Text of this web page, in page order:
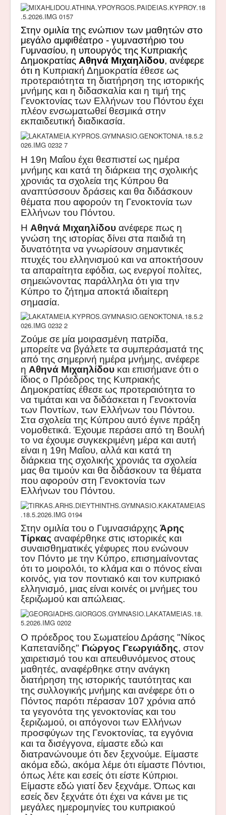
Στην ομιλία της ενώπιον των μαθητών στο
μεγάλο αμφιθέατρο - γυμναστήριο του
Γυμνασίου, η υπουργός της Κυπριακής
Δημοκρατίας Αθηνά Μιχαηλίδου, ανέφερε
ότι η Κυπριακή Δημοκρατία έθεσε ως
προτεραιότητα τη διατήρηση της ιστορικής
μνήμης και η διδασκαλία και η τιμή της
Γενοκτονίας των Ελλήνων του Πόντου έχει
πλέον ενσωματωθεί θεσμικά στην
εκπαιδευτική διαδικασία.
Η 19η Μαΐου έχει θεσπιστεί ως ημέρα
μνήμης και κατά τη διάρκεια της σχολικής
χρονιάς τα σχολεία της Κύπρου θα
αναπτύσσουν δράσεις και θα διδάσκουν
θέματα που αφορούν τη Γενοκτονία των
Ελλήνων του Πόντου.
Η Αθηνά Μιχαηλίδου ανέφερε πως η
γνώση της ιστορίας δίνει στα παιδιά τη
δυνατότητα να γνωρίσουν σημαντικές
πτυχές του ελληνισμού και να αποκτήσουν
τα απαραίτητα εφόδια, ως ενεργοί πολίτες,
σημειώνοντας παράλληλα ότι για την
Κύπρο το ζήτημα αποκτά ιδιαίτερη
σημασία.
Ζούμε σε μία μοιρασμένη πατρίδα,
μπορείτε να βγάλετε τα συμπεράσματά της
από της σημερινή ημέρα μνήμης, ανέφερε
η Αθηνά Μιχαηλίδου και επισήμανε ότι ο
ίδιος ο Πρόεδρος της Κυπριακής
Δημοκρατίας έθεσε ως προτεραιότητα το
να τιμάται και να διδάσκεται η Γενοκτονία
των Ποντίων, των Ελλήνων του Πόντου.
Στα σχολεία της Κύπρου αυτό έγινε πράξη
νομοθετικά. Έχουμε περάσει από τη Βουλή
το να έχουμε συγκεκριμένη μέρα και αυτή
είναι η 19η Μαΐου, αλλά και κατά τη
διάρκεια της σχολικής χρονιάς τα σχολεία
μας θα τιμούν και θα διδάσκουν τα θέματα
που αφορούν στη Γενοκτονία των
Ελλήνων του Πόντου.
Στην ομιλία του ο Γυμνασιάρχης Άρης
Τίρκας αναφέρθηκε στις ιστορικές και
συναισθηματικές γέφυρες που ενώνουν
τον Πόντο με την Κύπρο, επισημαίνοντας
ότι το μοιρολόι, το κλάμα και ο πόνος είναι
κοινός, για τον ποντιακό και τον κυπριακό
ελληνισμό, μιας είναι κοινές οι μνήμες του
ξεριζωμού και απώλειας.
Ο πρόεδρος του Σωματείου Δράσης "Νίκος
Καπετανίδης" Γιώργος Γεωργιάδης, στον
χαιρετισμό του και απευθυνόμενος στους
μαθητές, αναφέρθηκε στην ανάγκη
διατήρηση της ιστορικής ταυτότητας και
της συλλογικής μνήμης και ανέφερε ότι ο
Πόντος παρότι πέρασαν 107 χρόνια από
τα γεγονότα της γενοκτονίας και του
ξεριζωμού, οι απόγονοι των Ελλήνων
προσφύγων της Γενοκτονίας, τα εγγόνια
και τα δισέγγονα, είμαστε εδώ και
διατρανώνουμε ότι δεν ξεχνούμε. Είμαστε
ακόμα εδώ, ακόμα λέμε ότι είμαστε Πόντιοι,
όπως λέτε και εσείς ότι είστε Κύπριοι.
Είμαστε εδώ γιατί δεν ξεχνάμε. Όπως και
εσείς δεν ξεχνάτε ότι έχει να κάνει με τις
μεγάλες ημερομηνίες του κυπριακού